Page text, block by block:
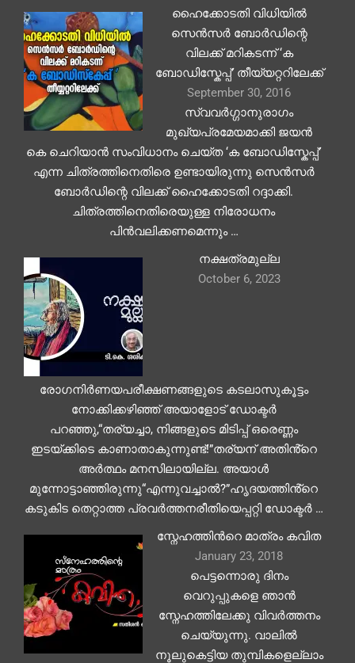
ഹൈക്കോടതി വിധിയില്‍
സെന്‍സര്‍ ബോര്‍ഡിന്റെ
വിലക്ക് മറികടന്ന് ‘ക
ബോഡിസ്കേപ്പ്’ തീയ്യറ്ററിലേക്ക്
September 30, 2016
സ്വവര്‍ഗ്ഗാനുരാഗം
മുഖ്യപ്രമേയമാക്കി ജയന്‍
കെ ചെറിയാന്‍ സംവിധാനം ചെയ്ത ‘ക ബോഡിസ്കേപ്പ്’
എന്ന ചിത്രത്തിനെതിരെ ഉണ്ടായിരുന്നു സെന്‍സര്‍
ബോര്‍ഡിന്റെ വിലക്ക് ഹൈക്കോടതി റദ്ദാക്കി.
ചിത്രത്തിനെതിരെയുള്ള നിരോധനം
പിന്‍വലിക്കണമെന്നും …
നക്ഷത്രമുല്ല
October 6, 2023
രോഗനിർണയപരീക്ഷണങ്ങളുടെ കടലാസുകൂട്ടം
നോക്കിക്കഴിഞ്ഞ് അയാളോട് ഡോക്ടർ
പറഞ്ഞു,“തര്യച്ചാ, നിങ്ങളുടെ മിടിപ്പ് ഒരെണ്ണം
ഇടയ്ക്കിടെ കാണാതാകുന്നുണ്ട്!”തര്യന് അതിൻ്റെ
അർത്ഥം മനസിലായില്ല. അയാൾ
മുന്നോട്ടാഞ്ഞിരുന്നു“എന്നുവച്ചാൽ?”ഹൃദയത്തിൻ്റെ
കടുകിട തെറ്റാത്ത പ്രവർത്തനരീതിയെപ്പറ്റി ഡോക്ടർ …
സ്നേഹത്തിന്‍റെ മാത്രം കവിത
January 23, 2018
പെട്ടന്നൊരു ദിനം
വെറുപ്പുകളെ ഞാൻ
സ്നേഹത്തിലേക്കു വിവർത്തനം
ചെയ്യുന്നു. വാലിൽ
നൂലുകെട്ടിയ തുമ്പികളെല്ലാം